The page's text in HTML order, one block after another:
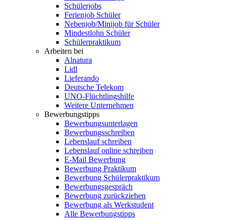
Schülerjobs
Ferienjob Schüler
Nebenjob/Minijob für Schüler
Mindestlohn Schüler
Schülerpraktikum
Arbeiten bei
Alnatura
Lidl
Lieferando
Deutsche Telekom
UNO-Flüchtlingshilfe
Weitere Unternehmen
Bewerbungstipps
Bewerbungsunterlagen
Bewerbungsschreiben
Lebenslauf schreiben
Lebenslauf online schreiben
E-Mail Bewerbung
Bewerbung Praktikum
Bewerbung Schülerpraktikum
Bewerbungsgespräch
Bewerbung zurückziehen
Bewerbung als Werkstudent
Alle Bewerbungstipps